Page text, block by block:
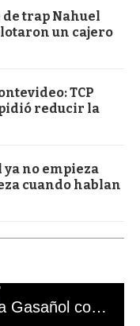
trap Nahuel
un cajero
TCP
reducir la
no empieza
cuando hablan
El mal momento de Yanina Gasañol con un hincha argentino en "Subrayado"